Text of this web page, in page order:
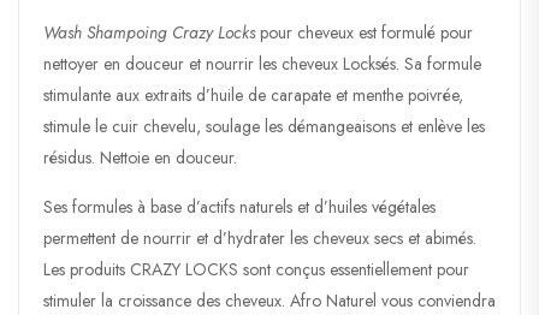
Wash Shampoing Crazy Lockspour cheveux est formulé pour
nettoyer en douceur et nourrir les cheveux Locksés. Sa formule
stimulante aux extraits d’huile de carapate et menthe poivrée,
stimule le cuir chevelu, soulage les démangeaisons et enlève les
résidus. Nettoie en douceur.
Ses formules à base d’actifs naturels et d’huiles végétales
permettent de nourrir et d’hydrater les cheveux secs et abimés.
Les produits CRAZY LOCKS sont conçus essentiellement pour
stimuler la croissance des cheveux. Afro Naturel vous conviendra